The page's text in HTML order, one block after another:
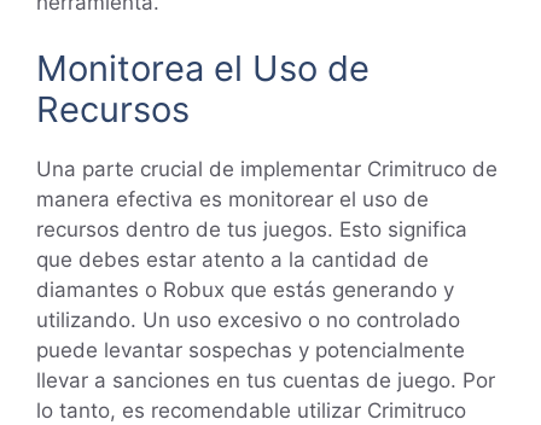
Monitorea el Uso de
Recursos
Una parte crucial de implementar Crimitruco de
manera efectiva es monitorear el uso de
recursos dentro de tus juegos. Esto significa
que debes estar atento a la cantidad de
diamantes o Robux que estás generando y
utilizando. Un uso excesivo o no controlado
puede levantar sospechas y potencialmente
llevar a sanciones en tus cuentas de juego. Por
lo tanto, es recomendable utilizar Crimitruco